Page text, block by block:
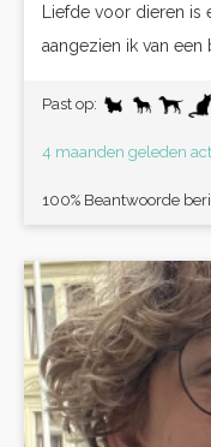
Liefde voor dieren
aangezien ik van een
Past op:
4 maanden geleden
100% Beantwoorde